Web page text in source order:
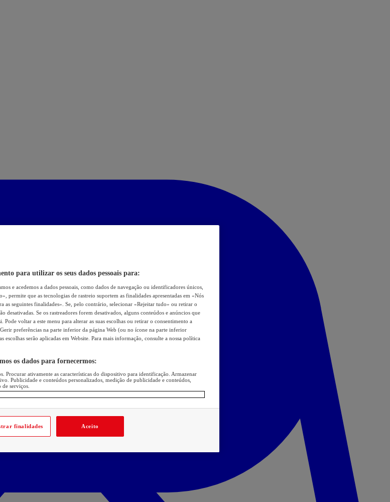
para utilizar os seus dados pessoais para:
e acedemos a dados pessoais, como dados de navegação ou identificadores únicos,
permite que as tecnologias de rastreio suportem as finalidades apresentadas em «Nós
as seguintes finalidades». Se, pelo contrário, selecionar «Rejeitar tudo» ou retirar o
desativadas. Se os rastreadores forem desativados, alguns conteúdos e anúncios que
Pode voltar a este menu para alterar as suas escolhas ou retirar o consentimento a
preferências na parte inferior da página Web (ou no ícone na parte inferior
escolhas serão aplicadas em Website. Para mais informação, consulte a nossa política
os dados para fornecermos:
Procurar ativamente as características do dispositivo para identificação. Armazenar
Publicidade e conteúdos personalizados, medição de publicidade e conteúdos,
serviços.
finalidades Aceito